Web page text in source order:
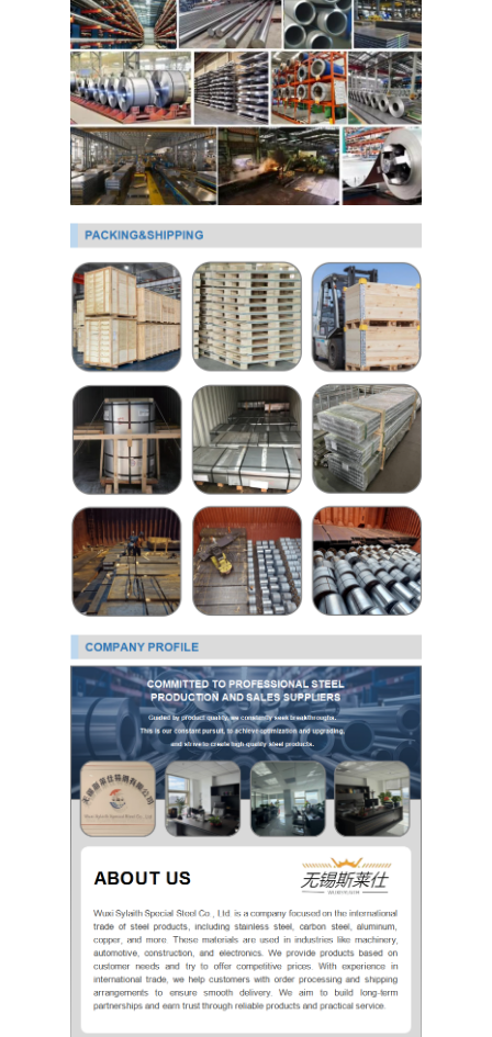
roestvrij staalbar
Aluminiummateriaal
Kopermateriaal
PPGI Gegalvaniseerde Staalrol